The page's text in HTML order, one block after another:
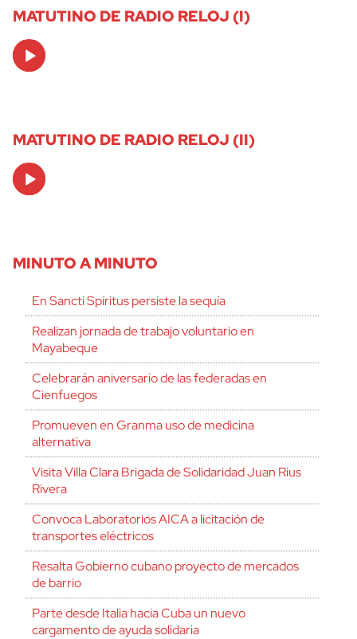
MATUTINO DE RADIO RELOJ (I)
Audio
Player
MATUTINO DE RADIO RELOJ (II)
Audio
Player
MINUTO A MINUTO
En Sancti Spíritus persiste la sequía
Realizan jornada de trabajo voluntario en
Mayabeque
Celebrarán aniversario de las federadas en
Cienfuegos
Promueven en Granma uso de medicina
alternativa
Visita Villa Clara Brigada de Solidaridad Juan Rius
Rivera
Convoca Laboratorios AICA a licitación de
transportes eléctricos
Resalta Gobierno cubano proyecto de mercados
de barrio
Parte desde Italia hacia Cuba un nuevo
cargamento de ayuda solidaria